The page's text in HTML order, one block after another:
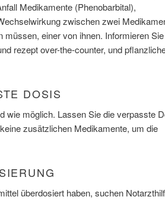
Medikamente (Phenobarbital),
zwischen zwei
einer von ihnen. Informieren
rezept over-the-counter, und
DOSIS
wie möglich. Lassen Sie die verpasste
zusätzlichen Medikamente, um die
überdosiert haben, suchen